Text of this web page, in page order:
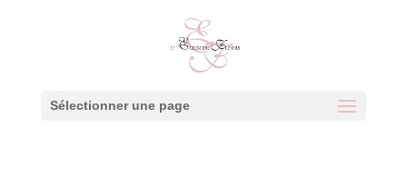
Sélectionner une page